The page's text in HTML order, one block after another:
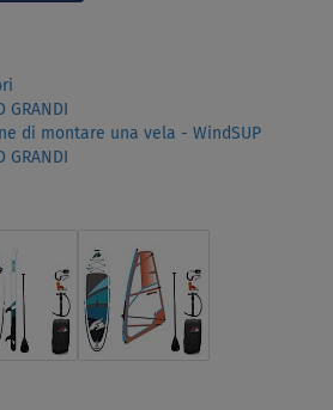
di montare una vela - WindSUP